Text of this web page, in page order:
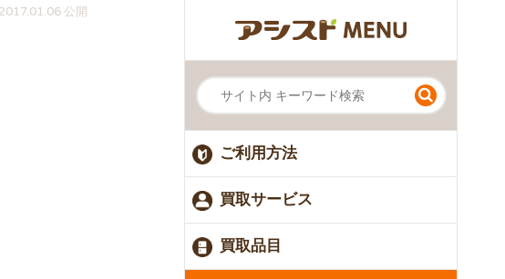
2017.01.06 公開
ご利用方法
買取サービス
買取品目